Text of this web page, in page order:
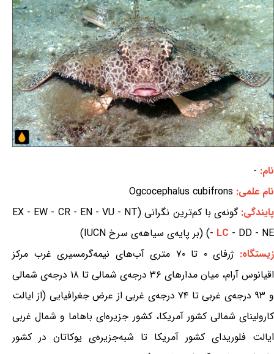
نام: -
نام علمی: Ogcocephalus cubifrons
پایندگی:
گونه‌ی با کم‌ترین نگرانی (EX - EW - CR - EN - VU - NT
- LC - DD - NE) (بر پایه‌ی سیاهه‌ی سرخ IUCN)
زیستگاه:
ژرفای ۰ تا ۷۰ متری آب‌های نیمه‌گرمسیری غرب مرکز
اقیانوس آرام، میان مدارهای ۳۶ درجه‌ی شمالی تا ۱۸ درجه‌ی شمالی
و ۹۳ درجه‌ی غربی تا ۷۴ درجه‌ی غربی از عرض جغرافیایی (از ایالت
کارولینای شمالی کشور آمریکا، کشور جزیره‌ای باهاما و شمال غربی
ایالت فلوریدای کشور آمریکا تا شبه‌جزیره‌ی یوکاتان در کشور